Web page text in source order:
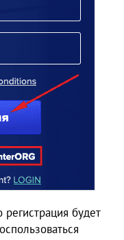
будет